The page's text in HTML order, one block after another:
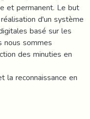
et permanent. Le but
d'un système
basé sur les
nous sommes
des minuties en
reconnaissance en